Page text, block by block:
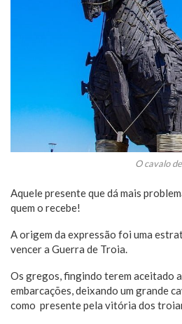
O cavalo
Aquele presente que dá mais
quem o recebe!
A origem da expressão foi uma
vencer a Guerra de Troia.
Os gregos, fingindo terem aceitado
embarcações, deixando um grande
como presente pela vitória dos